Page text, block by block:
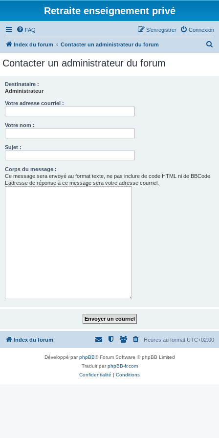
Retraite enseignement privé
FAQ Connexion
S’enregistrer
Index du forum Contacter un administrateur du forum
Contacter un administrateur du forum
Destinataire :
Administrateur
Votre adresse courriel :
Votre nom :
Sujet :
Corps du message :
Ce message sera envoyé au format texte, ne pas inclure de code HTML ni de BBCode.
L’adresse de réponse à ce message sera votre adresse courriel.
Index du forum Heures au format UTC+02:00
Développé parphpBB® Forum Software © phpBB Limited
Traduit parphpBB-fr.com
Confidentialité | Conditions